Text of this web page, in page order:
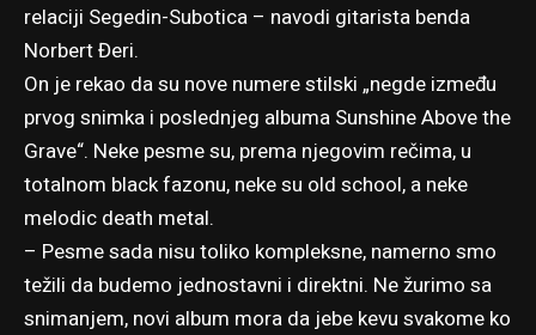
relaciji Segedin-Subotica – navodi gitarista benda
Norbert Đeri.
On je rekao da su nove numere stilski „negde između
prvog snimka i poslednjeg albuma Sunshine Above the
Grave“. Neke pesme su, prema njegovim rečima, u
totalnom black fazonu, neke su old school, a neke
melodic death metal.
– Pesme sada nisu toliko kompleksne, namerno smo
težili da budemo jednostavni i direktni. Ne žurimo sa
snimanjem, novi album mora da jebe kevu svakome ko